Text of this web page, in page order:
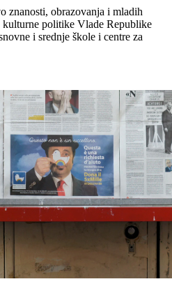
znanosti, obrazovanja i mladih
politike Vlade Republike
i srednje škole i centre za